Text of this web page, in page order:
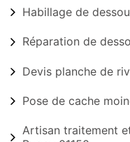
Habillage de
Réparation de
Devis planche de
Pose de cache
Artisan traitement